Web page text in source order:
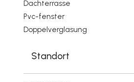
Dachterrasse
Pvc-fenster
Doppelverglasung
Standort